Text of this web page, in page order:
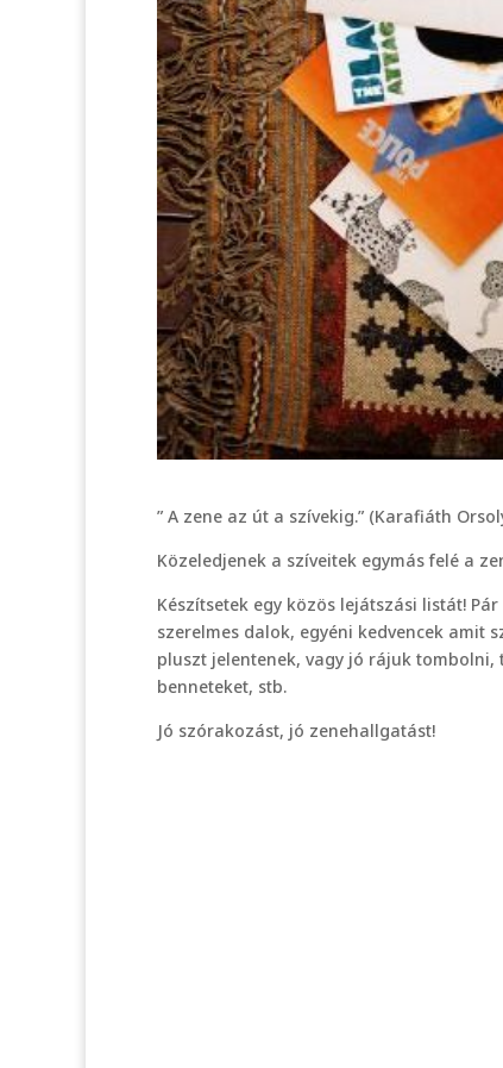
” A zene az út a szívekig.” (Karafiáth
Közeledjenek a szíveitek egymás felé a
Készítsetek egy közös lejátszási listát!
szerelmes dalok, egyéni kedvencek amit
pluszt jelentenek, vagy jó rájuk tombolni,
benneteket, stb.
Jó szórakozást, jó zenehallgatást!